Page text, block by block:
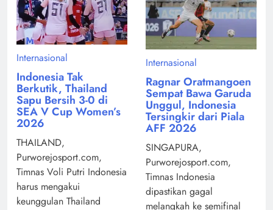
Internasional
Indonesia Tak
Berkutik, Thailand
Sapu Bersih 3-0 di
SEA V Cup Women’s
2026
THAILAND,
Purworejosport.com,
Timnas Voli Putri Indonesia
harus mengakui
keunggulan Thailand
Internasional
Ragnar Oratmangoen
Sempat Bawa Garuda
Unggul, Indonesia
Tersingkir dari Piala
AFF 2026
SINGAPURA,
Purworejosport.com,
Timnas Indonesia
dipastikan gagal
melangkah ke semifinal